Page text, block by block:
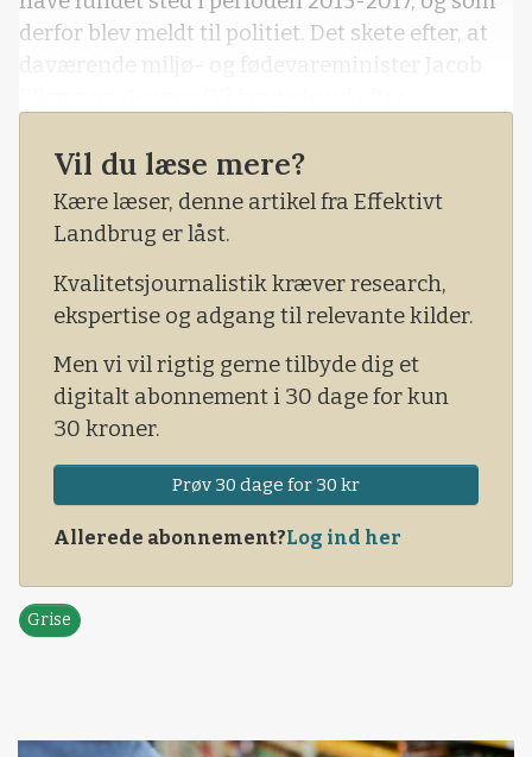
derfor blev meldt til politiet. Det skete efter, at
daværende miljø- og fødevareminister Jacob
havde været skredet ind over for
dyretransporter, der angiveligt havde været
ulovlige.
Siden har det store sagskompleks ligget ved
retten i Odense.
Vil du læse mere?
Kære læser, denne artikel fra Effektivt
Landbrug er låst.
Kvalitetsjournalistik kræver research,
ekspertise og adgang til relevante kilder.
Men vi vil rigtig gerne tilbyde dig et
digitalt abonnement i 30 dage for kun
30 kroner.
Prøv 30 dage for 30 kr
Allerede abonnement?Log ind her
Grise